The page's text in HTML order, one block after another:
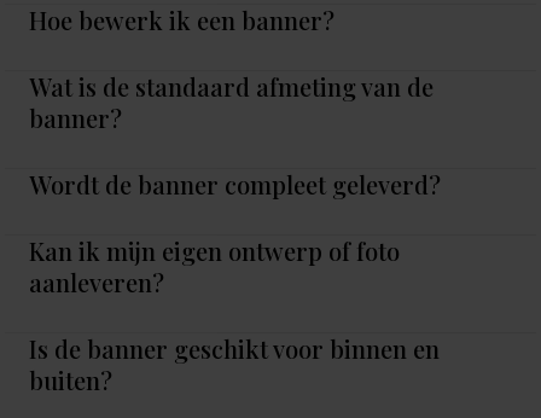
Hoe bewerk ik een banner?
Wat is de standaard afmeting van de
banner?
Wordt de banner compleet geleverd?
Kan ik mijn eigen ontwerp of foto
aanleveren?
Is de banner geschikt voor binnen en
buiten?